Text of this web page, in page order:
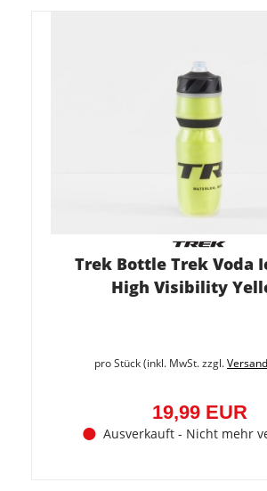
Trek Bottle Trek Voda
High Visibility
pro Stück (inkl. MwSt. zzgl.
19,99 EUR
Ausverkauft - Nicht mehr